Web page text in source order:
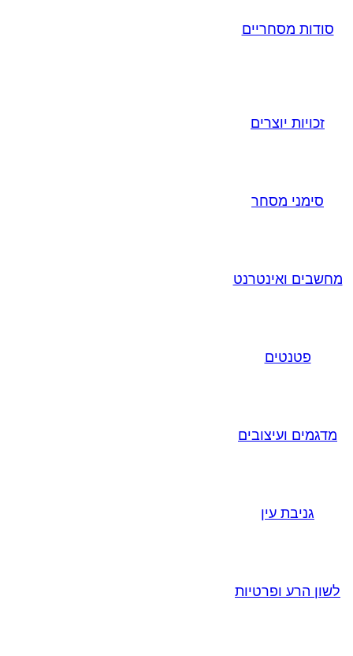
סודות מסחריים
זכויות יוצרים
סימני מסחר
מחשבים ואינטרנט
פטנטים
מדגמים ועיצובים
גניבת עין
לשון הרע ופרטיות